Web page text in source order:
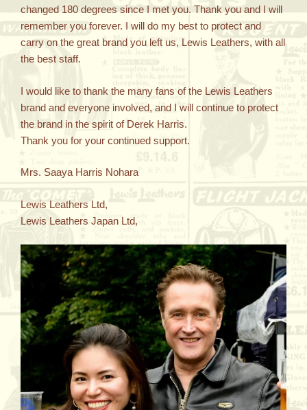
changed 180 degrees since I met you. Thank you and I will
remember you forever. I will do my best to protect and
carry on the great brand you left us, Lewis Leathers, with all
the best staff.
I would like to thank the many fans of the Lewis Leathers
brand and everyone involved, and I will continue to protect
the brand in the spirit of Derek Harris.
Thank you for your continued support.
Mrs. Saaya Harris Nohara
Lewis Leathers Ltd,
Lewis Leathers Japan Ltd,